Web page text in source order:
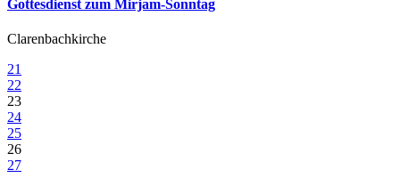
Gottesdienst zum Mirjam-Sonntag
Clarenbachkirche
21
22
23
24
25
26
27